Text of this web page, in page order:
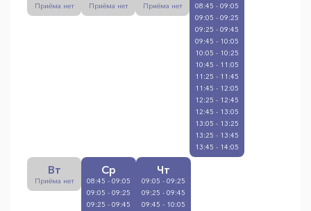
Приёма нет Приёма нет Приёма нет
08:45 - 09:05
09:05 - 09:25
09:25 - 09:45
09:45 - 10:05
10:05 - 10:25
10:45 - 11:05
11:25 - 11:45
11:45 - 12:05
12:25 - 12:45
12:45 - 13:05
13:05 - 13:25
13:25 - 13:45
13:45 - 14:05
Вт
Приёма нет
Ср
08:45 - 09:05
09:05 - 09:25
09:25 - 09:45
Чт
09:05 - 09:25
09:25 - 09:45
09:45 - 10:05